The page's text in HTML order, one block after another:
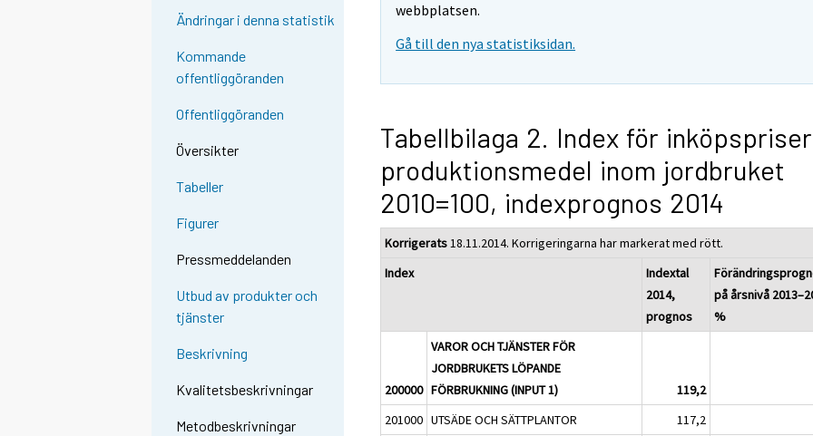
Ändringar i denna statistik
Kommande
offentliggöranden
Offentliggöranden
Översikter
Tabeller
Figurer
Pressmeddelanden
Utbud av produkter och
tjänster
Beskrivning
Kvalitetsbeskrivningar
Metodbeskrivningar
webbplatsen.
Gå till den nya statistiksidan.
Tabellbilaga 2. Index för
produktionsmedel inom jordbruket
2010=100, indexprognos 2014
Korrigerats18.11.2014. Korrigeringarna har markerat med rött.
Index
Indextal
2014,
prognos
på årsnivå
%
200000
VAROR OCH TJÄNSTER FÖR
JORDBRUKETS LÖPANDE
FÖRBRUKNING (INPUT 1)
119,2
201000 UTSÄDE OCH SÄTTPLANTOR 117,2